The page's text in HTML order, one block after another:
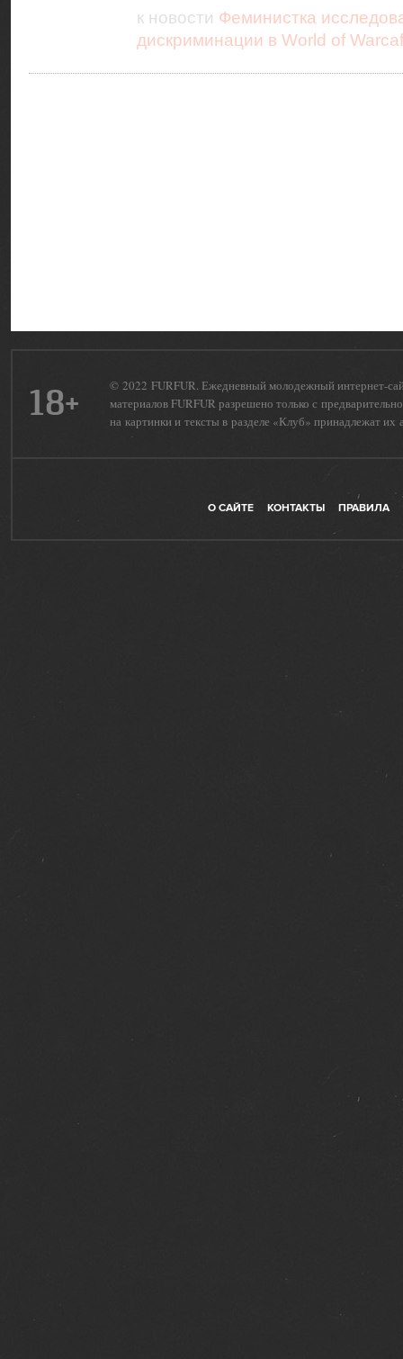
к новости Феминистка
дискриминации в World of
18+
© 2022 FURFUR. Ежедневный молодежный интернет-
материалов FURFUR разрешено только с
на картинки и тексты в разделе «Клуб» принадлежат их
О САЙТЕ КОНТАКТЫ ПРАВИЛА